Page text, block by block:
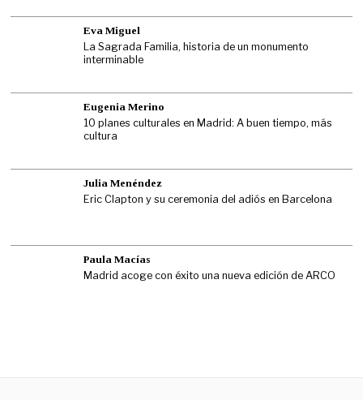
Eva Miguel
La Sagrada Familia, historia de un monumento
interminable
Eugenia Merino
10 planes culturales en Madrid: A buen tiempo, más
cultura
Julia Menéndez
Eric Clapton y su ceremonia del adiós en Barcelona
Paula Macías
Madrid acoge con éxito una nueva edición de ARCO